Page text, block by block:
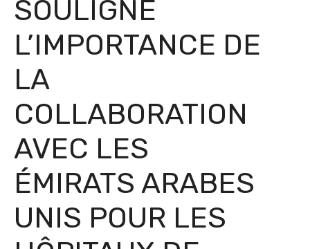
SOULIGNE
L’IMPORTANCE DE
LA
COLLABORATION
AVEC LES
ÉMIRATS ARABES
UNIS POUR LES